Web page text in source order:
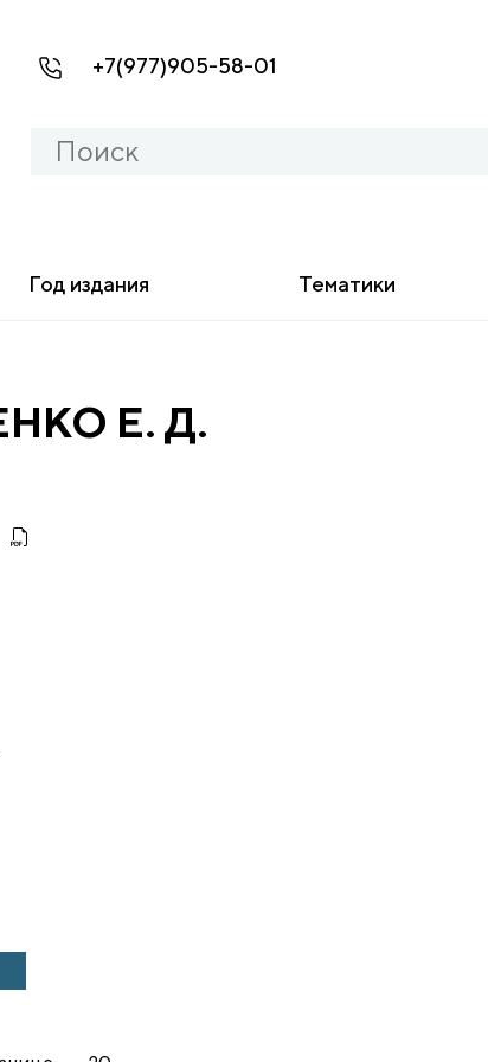
+7(977)905-58-01
Год издания Тематики
Е. Д.